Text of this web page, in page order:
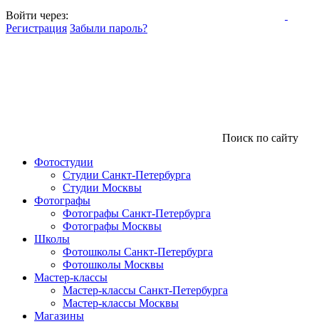
Войти через:
Регистрация Забыли пароль?
Поиск по сайту
Фотостудии
Студии Санкт-Петербурга
Студии Москвы
Фотографы
Фотографы Санкт-Петербурга
Фотографы Москвы
Школы
Фотошколы Санкт-Петербурга
Фотошколы Москвы
Мастер-классы
Мастер-классы Санкт-Петербурга
Мастер-классы Москвы
Магазины